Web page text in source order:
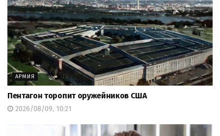
АРМИЯ
Пентагон торопит оружейников США
2026/08/09, 10:21